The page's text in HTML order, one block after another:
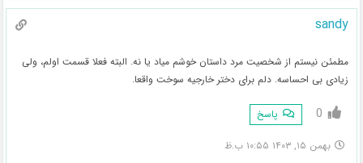
sandy
مطمئن نیستم از شخصیت مرد داستان خوشم میاد یا نه. البته فعلا قسمت اولم، ولی
زیادی بی احساسه. دلم برای دختر خارجیه سوخت واقعا.
0 پاسخ
بهمن ۱۵, ۱۴۰۳ ۱۰:۵۵ ب.ظ